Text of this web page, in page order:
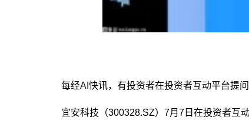
每经AI快讯，有投资者在投资者互动平台提
宜安科技（300328.SZ）7月7日在投资者互